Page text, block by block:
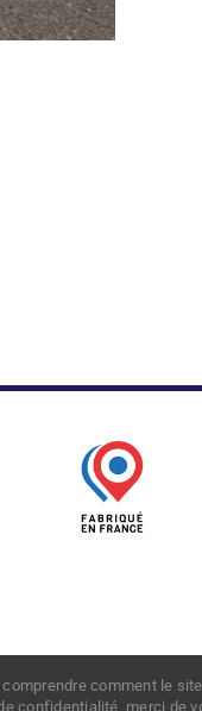
1 bureau d’étude
charge depuis une
comment le
confidentialité, merci de